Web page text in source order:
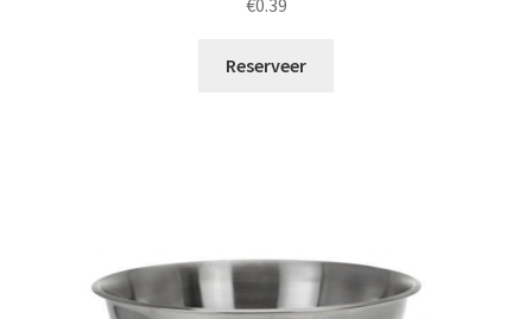
€0.39
Reserveer